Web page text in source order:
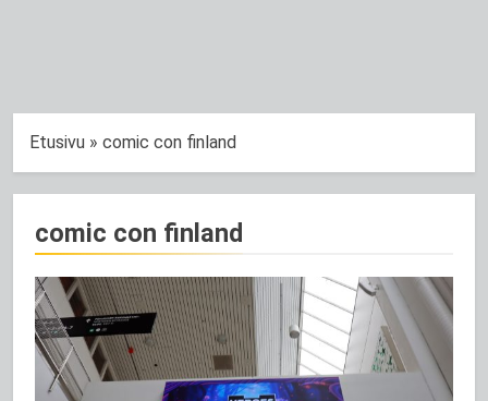
Etusivu » comic con finland
comic con finland